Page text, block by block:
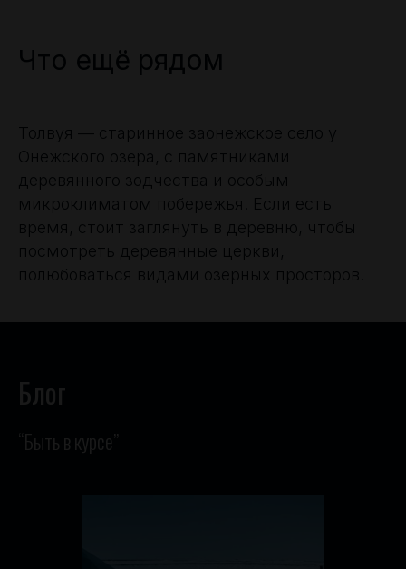
Что ещё рядом
Толвуя — старинное заонежское село у
Онежского озера, с памятниками
деревянного зодчества и особым
микроклиматом побережья. Если есть
время, стоит заглянуть в деревню, чтобы
посмотреть деревянные церкви,
полюбоваться видами озерных просторов.
Блог
“Быть в курсе”